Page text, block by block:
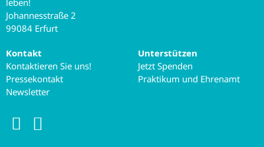
Johannesstraße 2
99084 Erfurt
Kontakt
Kontaktieren Sie uns!
Pressekontakt
Newsletter
Unterstützen
Jetzt Spenden
Praktikum und Ehrenamt